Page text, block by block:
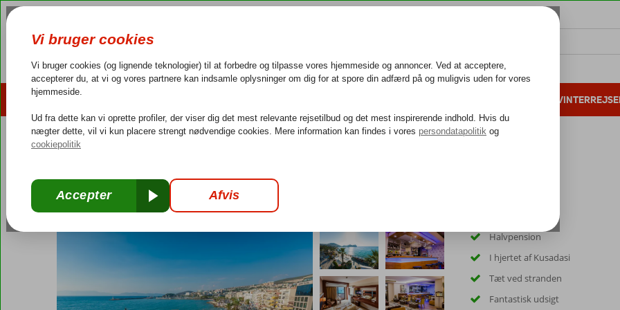
4,3/5 på Trustpilot Dansk guideservice 40.000 danske gæster i 2025 25 års erfaring
Derici Hotel
Halvpension-Hotel
Halvpension
I hjertet af Kusadasi
Tæt ved stranden
Fantastisk udsigt